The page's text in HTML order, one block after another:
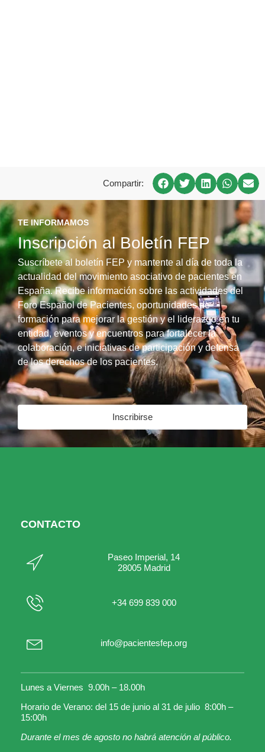
Compartir:
TE INFORMAMOS
Inscripción al Boletín FEP
Suscríbete al boletín FEP y mantente al día de toda la
actualidad del movimiento asociativo de pacientes en
España. Recibe información sobre las actividades del
Foro Español de Pacientes, oportunidades de
formación para mejorar la gestión y el liderazgo en tu
entidad, eventos y encuentros para fortalecer la
colaboración, e iniciativas de participación y defensa
de los derechos de los pacientes.
Inscribirse
CONTACTO
Paseo Imperial, 14
28005 Madrid
+34 699 839 000
info@pacientesfep.org
Lunes a Viernes 9.00h – 18.00h
Horario de Verano: del 15 de junio al 31 de julio 8:00h –
15:00h
Durante el mes de agosto no habrá atención al público.